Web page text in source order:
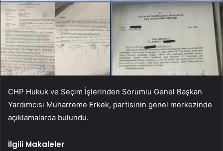
CHP Hukuk ve Seçim İşlerinden Sorumlu Genel Başkan
Yardımcısı Muharreme Erkek, partisinin genel merkezinde
açıklamalarda bulundu.
İlgili Makaleler